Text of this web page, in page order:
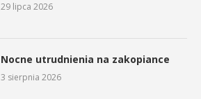
29 lipca 2026
Nocne utrudnienia na zakopiance
3 sierpnia 2026